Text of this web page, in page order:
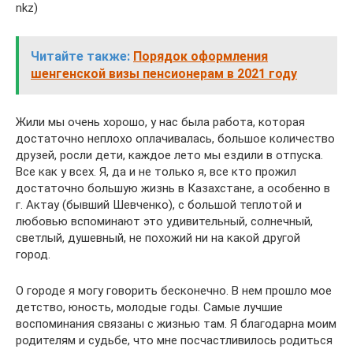
nkz)
Читайте также: Порядок оформления
шенгенской визы пенсионерам в 2021 году
Жили мы очень хорошо, у нас была работа, которая
достаточно неплохо оплачивалась, большое количество
друзей, росли дети, каждое лето мы ездили в отпуска.
Все как у всех. Я, да и не только я, все кто прожил
достаточно большую жизнь в Казахстане, а особенно в
г. Актау (бывший Шевченко), с большой теплотой и
любовью вспоминают это удивительный, солнечный,
светлый, душевный, не похожий ни на какой другой
город.
О городе я могу говорить бесконечно. В нем прошло мое
детство, юность, молодые годы. Самые лучшие
воспоминания связаны с жизнью там. Я благодарна моим
родителям и судьбе, что мне посчастливилось родиться